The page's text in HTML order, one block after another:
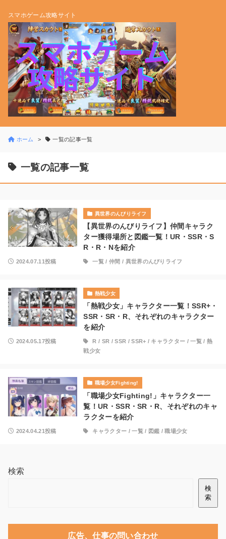
スマホゲーム攻略サイト
ホーム 一覧の記事一覧
一覧の記事一覧
異世界のんびりライフ
【異世界のんびりライフ】仲間キャラク
ター獲得場所と図鑑一覧！UR・SSR・S
R・R・Nを紹介
2024.07.11投稿 一覧 / 仲間 / 異世界のんびりライフ
熱戦少女
「熱戦少女」キャラクター一覧！SSR+・
SSR・SR・R、それぞれのキャラクター
を紹介
2024.05.17投稿 R / SR /SSR /SSR+ / キャラクター /一覧/ 熱
戦少女
職場少女Fighting!
「職場少女Fighting!」キャラクター一
覧！UR・SSR・SR・R、それぞれのキャ
ラクターを紹介
2024.04.21投稿 キャラクター /一覧/ 図鑑 /職場少女
検索
検
索
広告、仕事の問い合わせ